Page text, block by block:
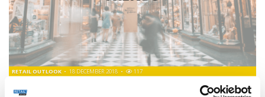
DIRK EN DEKAMARKT HERGEBRUIKEN CITRUSSCHILLEN
RETAIL OUTLOOK 18 DECEMBER 2018 117